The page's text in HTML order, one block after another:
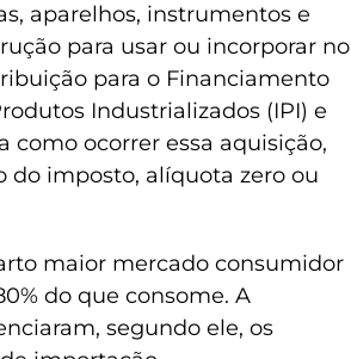
aparelhos, instrumentos e
para usar ou incorporar no
para o Financiamento
Industrializados (IPI) e
ocorrer essa aquisição,
do imposto, alíquota zero ou
maior mercado consumidor
do que consome. A
segundo ele, os